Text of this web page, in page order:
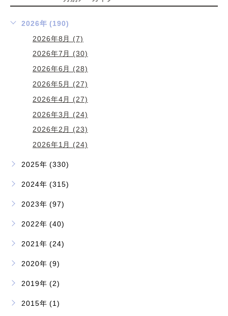
2026年 (190)
2026年8月 (7)
2026年7月 (30)
2026年6月 (28)
2026年5月 (27)
2026年4月 (27)
2026年3月 (24)
2026年2月 (23)
2026年1月 (24)
2025年 (330)
2024年 (315)
2023年 (97)
2022年 (40)
2021年 (24)
2020年 (9)
2019年 (2)
2015年 (1)